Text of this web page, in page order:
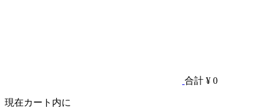
合計 ¥ 0
現在カート内に